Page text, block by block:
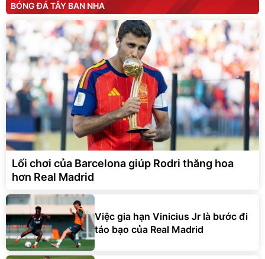
BÓNG ĐÁ TÂY BAN NHA
Lối chơi của Barcelona giúp Rodri thăng hoa
hơn Real Madrid
Việc gia hạn Vinicius Jr là bước đi
táo bạo của Real Madrid